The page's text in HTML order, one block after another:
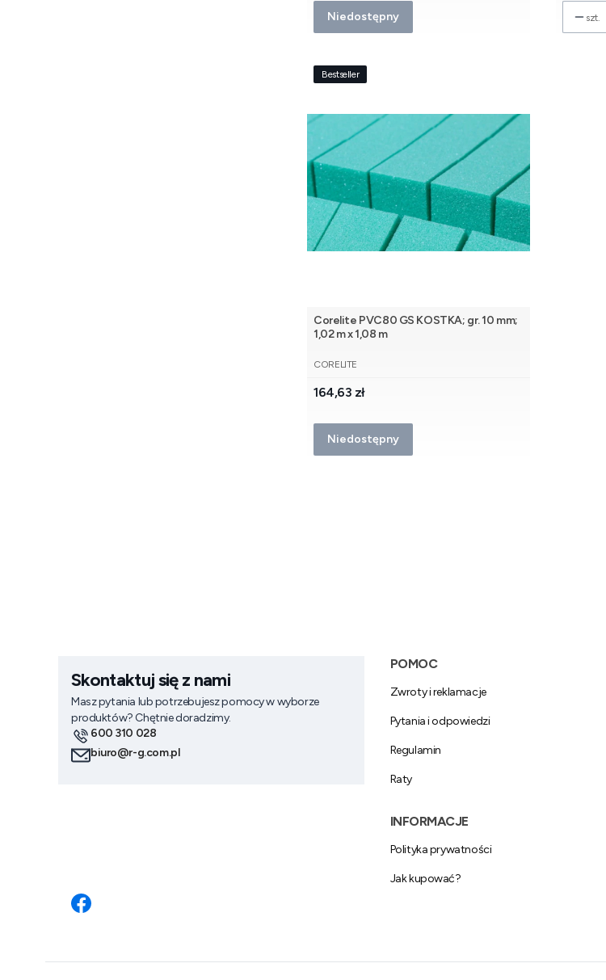
Niedostępny szt.
Bestseller
Corelite PVC80 GS KOSTKA; gr. 10 mm;
1,02 m x 1,08 m
PRODUCENT
CORELITE
Cena
164,63 zł
Niedostępny
Skontaktuj się z nami
Masz pytania lub potrzebujesz pomocy w wyborze
produktów? Chętnie doradzimy.
600 310 028
biuro@r-g.com.pl
Linki w stopce
POMOC
Zwroty i reklamacje
Pytania i odpowiedzi
Regulamin
Raty
INFORMACJE
Polityka prywatności
Jak kupować?